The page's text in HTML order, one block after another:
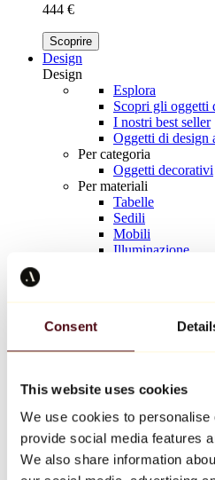
Consent
This website uses cookies
We use cookies to personalise
provide social media features
We also share information
444 €
Scoprire
Design
Design
Esplora
Scopri gli oggetti
I nostri best seller
Oggetti di design
Per categoria
Oggetti decorativi
Per materiali
Tabelle
Sedili
Mobili
Illuminazione
Keith Haring
Tutti i designer
Opera della settimana